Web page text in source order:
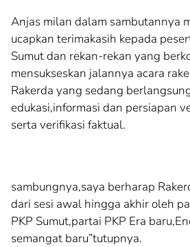
Anjas milan dalam sambutannya
ucapkan terimakasih kepada
Sumut dan rekan-rekan yang
mensukseskan jalannya acara
Rakerda yang sedang
edukasi,informasi dan persiapan
serta verifikasi faktual.
sambungnya,saya berharap
dari sesi awal hingga akhir oleh
PKP Sumut,partai PKP Era
semangat baru”tutupnya.